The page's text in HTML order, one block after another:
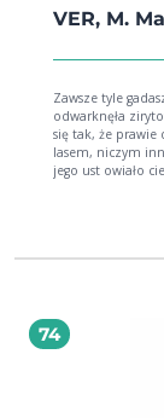
VER, M.
Zawsze tyle gadasz? rzucił, a ona parsknęła. A ty zawsze jesteś takim
odwarknęła
się tak, że prawie
lasem, niczym
jego ust owiało
wkracza w życie.
Odważysz się
romans? Autorki
mroźnej zimy.
które rozgrzeją Was
odważnych i
skład zbioru
74